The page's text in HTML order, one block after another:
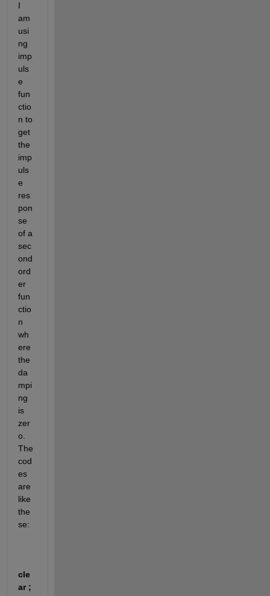
I
am
usi
ng
imp
uls
e
fun
ctio
n to
get
the
imp
uls
e
res
pon
se
of a
sec
ond
ord
er
fun
ctio
n
wh
ere
the
da
mpi
ng
is
zer
o.
The
cod
es
are
like
the
se:
cle
ar ;